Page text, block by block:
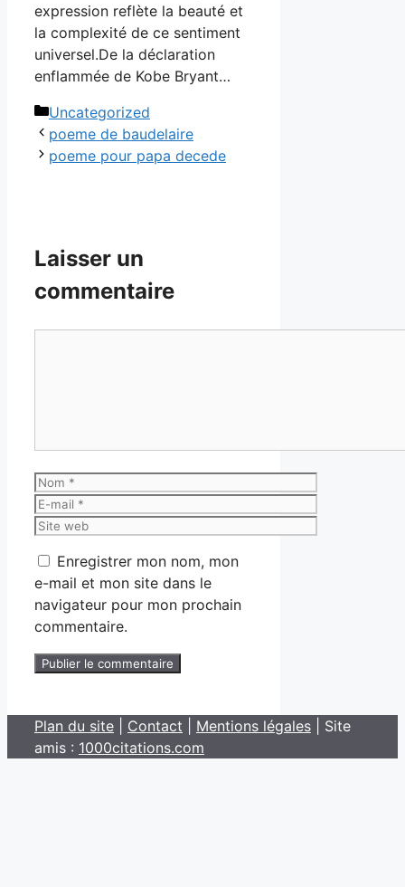
expression reflète la beauté et
la complexité de ce sentiment
universel.De la déclaration
enflammée de Kobe Bryant…
Catégories
Uncategorized
poeme de baudelaire
poeme pour papa decede
Laisser un
commentaire
Nom
E-
mail
Site
Enregistrer mon nom, mon
e-mail et mon site dans le
navigateur pour mon prochain
commentaire.
Plan du site Contact Mentions légales | Site
amis : 1000citations.com